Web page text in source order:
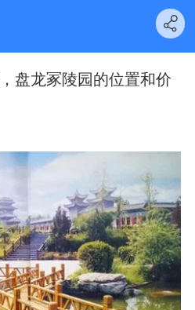
盘龙冢陵园的位置和价